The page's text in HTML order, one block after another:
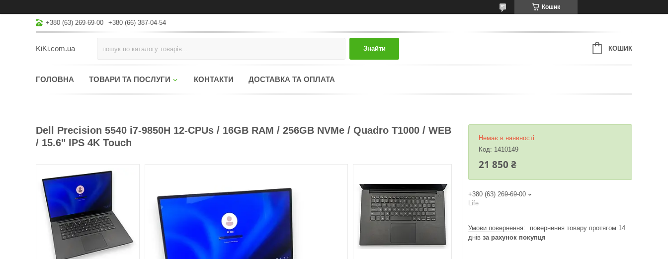
Кошик
+380 (63) 269-69-00 +380 (66) 387-04-54
KiKi.com.ua Знайти КОШИК
ГОЛОВНА ТОВАРИ ТА ПОСЛУГИ КОНТАКТИ ДОСТАВКА ТА ОПЛАТА
Dell Precision 5540 i7-9850H 12-CPUs / 16GB RAM / 256GB NVMe / Quadro T1000 / WEB
/ 15.6" IPS 4K Touch
Немає в наявності
Код: 1410149
21 850 ₴
+380 (63) 269-69-00
Life
повернення товару протягом 14
днів за рахунок покупця